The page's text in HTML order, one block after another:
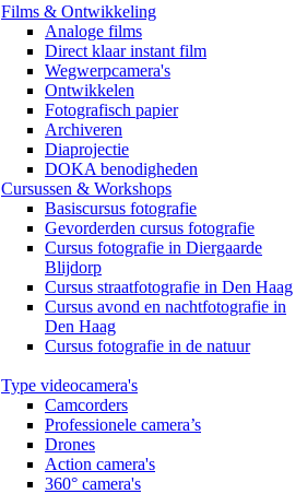
Films & Ontwikkeling
Analoge films
Direct klaar instant film
Wegwerpcamera's
Ontwikkelen
Fotografisch papier
Archiveren
Diaprojectie
DOKA benodigheden
Cursussen & Workshops
Basiscursus fotografie
Gevorderden cursus fotografie
Cursus fotografie in Diergaarde
Blijdorp
Cursus straatfotografie in Den Haag
Cursus avond en nachtfotografie in
Den Haag
Cursus fotografie in de natuur
Type videocamera's
Camcorders
Professionele camera’s
Drones
Action camera's
360° camera's